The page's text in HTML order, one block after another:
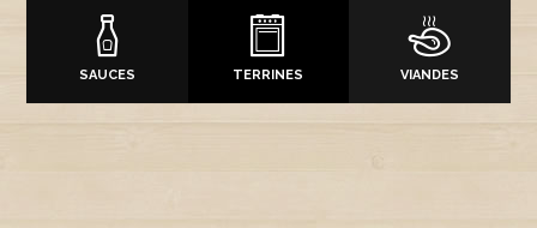
SAUCES TERRINES VIANDES